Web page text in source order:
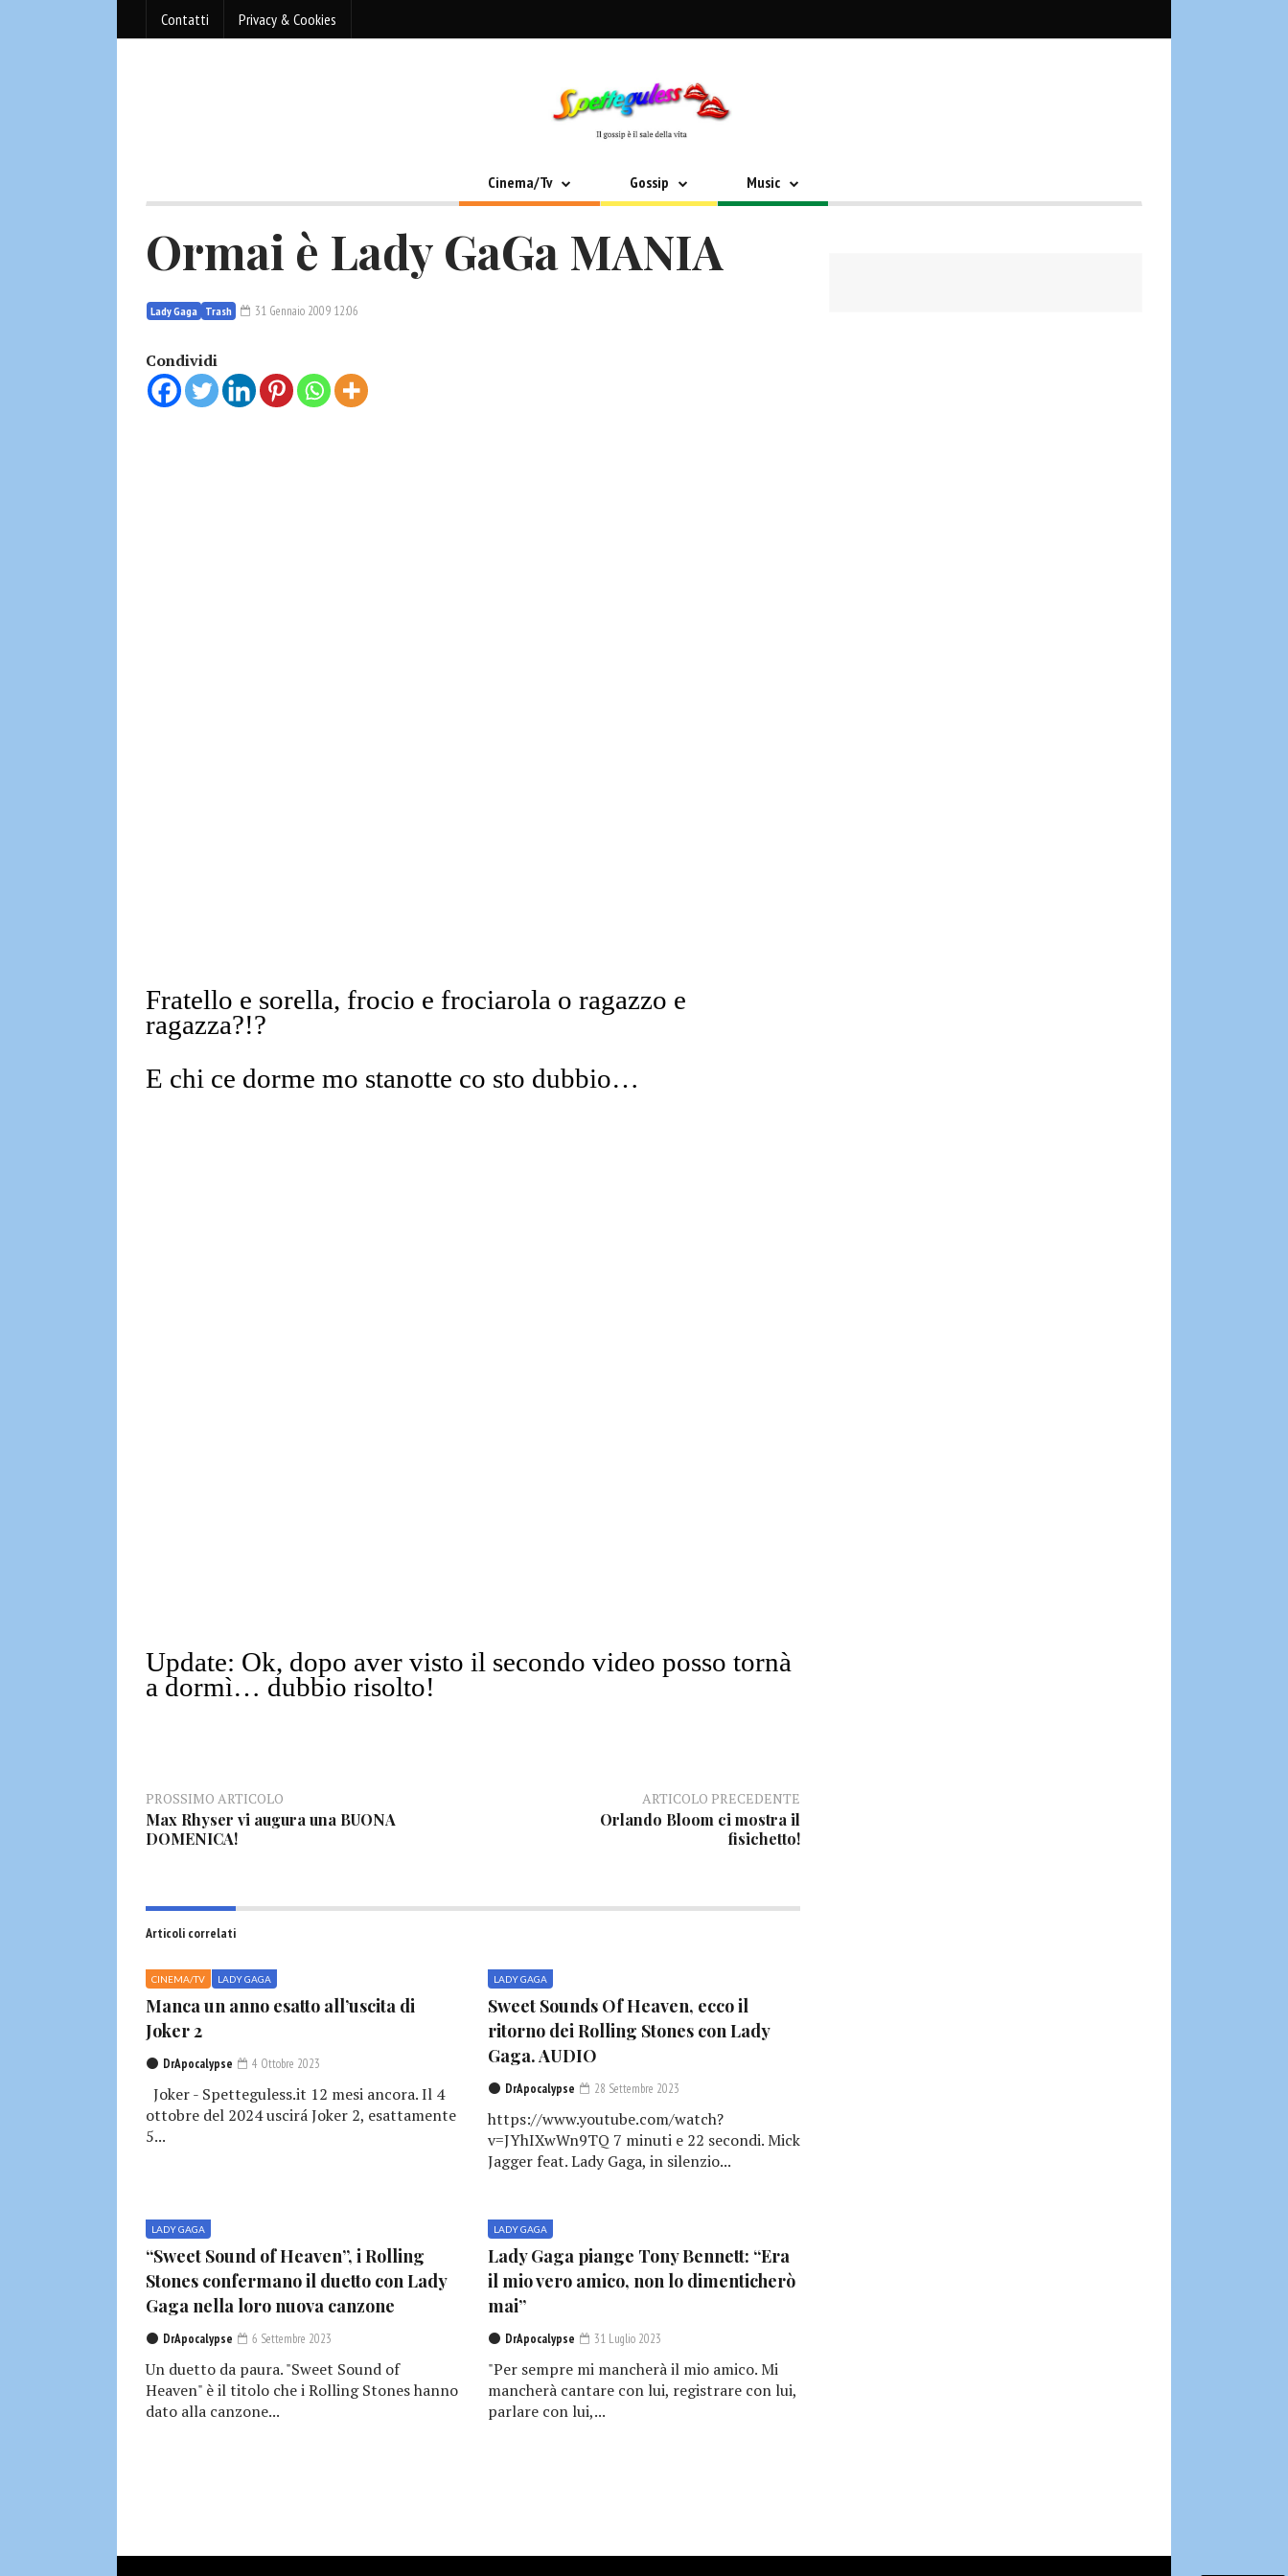
Contatti Privacy & Cookies
Cinema/Tv Gossip Music
Ormai è Lady GaGa MANIA
Lady Gaga Trash 31 Gennaio 2009 12:06
Condividi
Fratello e sorella, frocio e frociarola o ragazzo e
ragazza?!?
E chi ce dorme mo stanotte co sto dubbio…
Update: Ok, dopo aver visto il secondo video posso tornà
a dormì… dubbio risolto!
PROSSIMO ARTICOLO
Max Rhyser vi augura una BUONA
DOMENICA!
ARTICOLO PRECEDENTE
Orlando Bloom ci mostra il
fisichetto!
Articoli correlati
CINEMA/TV LADY GAGA
Manca un anno esatto all’uscita di
Joker 2
DrApocalypse 4 Ottobre 2023
Joker - Spetteguless.it 12 mesi ancora. Il 4
ottobre del 2024 uscirá Joker 2, esattamente
5...
LADY GAGA
Sweet Sounds Of Heaven, ecco il
ritorno dei Rolling Stones con Lady
Gaga. AUDIO
DrApocalypse 28 Settembre 2023
https://www.youtube.com/watch?
v=JYhIXwWn9TQ 7 minuti e 22 secondi. Mick
Jagger feat. Lady Gaga, in silenzio...
LADY GAGA
“Sweet Sound of Heaven”, i Rolling
Stones confermano il duetto con Lady
Gaga nella loro nuova canzone
DrApocalypse 6 Settembre 2023
Un duetto da paura. "Sweet Sound of
Heaven" è il titolo che i Rolling Stones hanno
dato alla canzone...
LADY GAGA
Lady Gaga piange Tony Bennett: “Era
il mio vero amico, non lo dimenticherò
mai”
DrApocalypse 31 Luglio 2023
"Per sempre mi mancherà il mio amico. Mi
mancherà cantare con lui, registrare con lui,
parlare con lui,...